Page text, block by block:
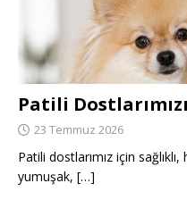
Patili
23 Temmuz 2026
Patili dostlarımız için
yumuşak, […]